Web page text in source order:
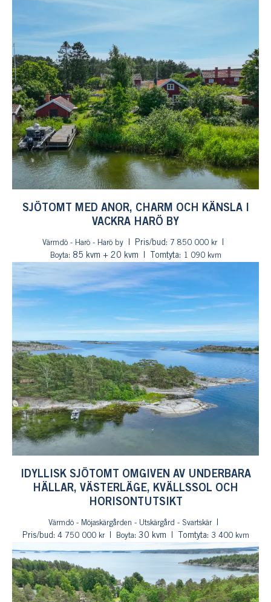
SJÖTOMT MED ANOR, CHARM OCH KÄNSLA I
VACKRA HARÖ BY
Värmdö - Harö - Harö by Pris/bud:
7 850 000 kr
Boyta: 85 kvm + 20 kvm Tomtyta: 1 090 kvm
IDYLLISK SJÖTOMT OMGIVEN AV UNDERBARA
HÄLLAR, VÄSTERLÄGE, KVÄLLSSOL OCH
HORISONTUTSIKT
Värmdö - Möjaskärgården - Utskärgård - Svartskär
Pris/bud: 4 750 000 kr Boyta: 30 kvm Tomtyta: 3 400 kvm